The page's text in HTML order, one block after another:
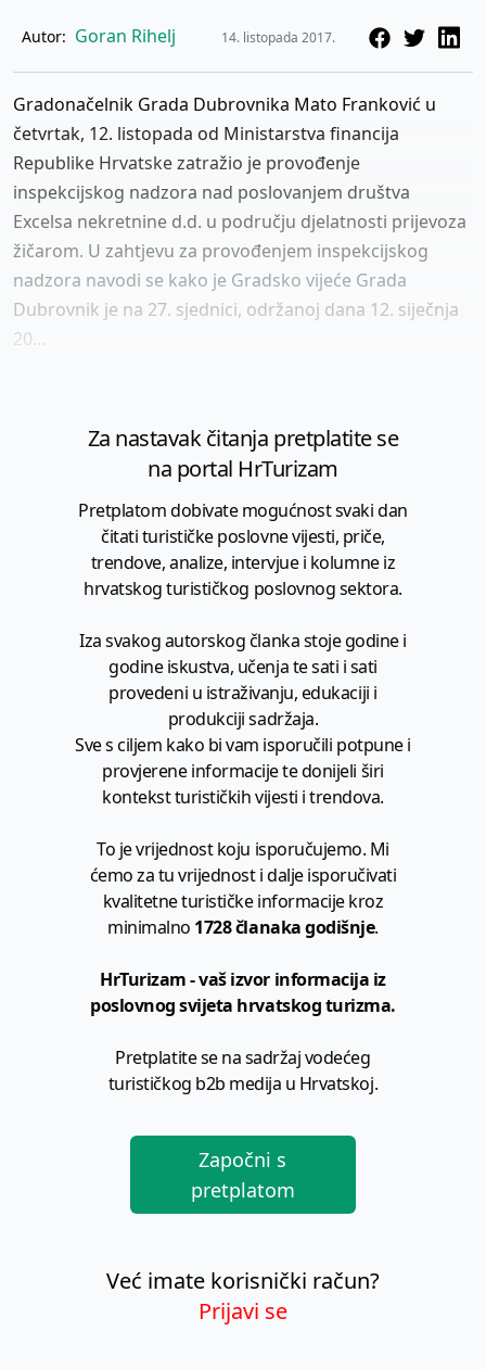
Autor: Goran Rihelj 14. listopada 2017.
Gradonačelnik Grada Dubrovnika Mato Franković u
četvrtak, 12. listopada od Ministarstva financija
Republike Hrvatske zatražio je provođenje
inspekcijskog nadzora nad poslovanjem društva
Excelsa nekretnine d.d. u području djelatnosti prijevoza
žičarom. U zahtjevu za provođenjem inspekcijskog
nadzora navodi se kako je Gradsko vijeće Grada
Dubrovnik je na 27. sjednici, održanoj dana 12. siječnja
20...
Za nastavak čitanja pretplatite se
na portal HrTurizam
Pretplatom dobivate mogućnost svaki dan
čitati turističke poslovne vijesti, priče,
trendove, analize, intervjue i kolumne iz
hrvatskog turističkog poslovnog sektora.
Iza svakog autorskog članka stoje godine i
godine iskustva, učenja te sati i sati
provedeni u istraživanju, edukaciji i
produkciji sadržaja.
Sve s ciljem kako bi vam isporučili potpune i
provjerene informacije te donijeli širi
kontekst turističkih vijesti i trendova.
To je vrijednost koju isporučujemo. Mi
ćemo za tu vrijednost i dalje isporučivati
kvalitetne turističke informacije kroz
minimalno 1728 članaka godišnje.
HrTurizam - vaš izvor informacija iz
poslovnog svijeta hrvatskog turizma.
Pretplatite se na sadržaj vodećeg
turističkog b2b medija u Hrvatskoj.
Započni s
pretplatom
Već imate korisnički račun?
Prijavi se